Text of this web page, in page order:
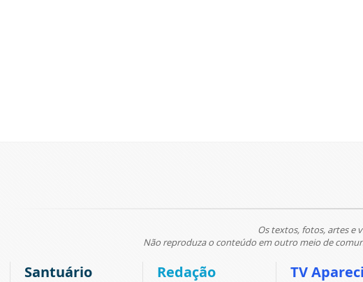
Os textos, fotos, artes e
Não reproduza o conteúdo em outro meio de
Santuário Redação TV